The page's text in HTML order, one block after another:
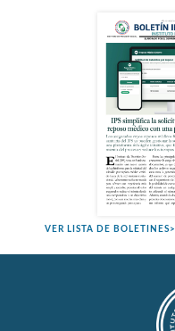
VER LISTA DE BOLETINES>